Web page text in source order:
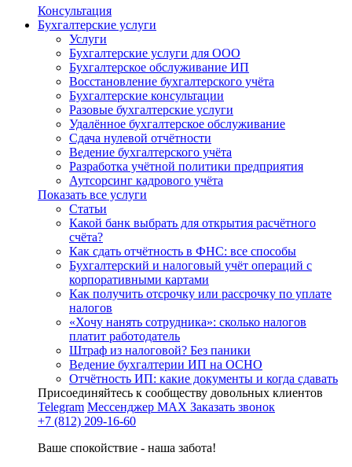
Консультация
Бухгалтерские услуги
Услуги
Бухгалтерские услуги для ООО
Бухгалтерское обслуживание ИП
Восстановление бухгалтерского учёта
Бухгалтерские консультации
Разовые бухгалтерские услуги
Удалённое бухгалтерское обслуживание
Сдача нулевой отчётности
Ведение бухгалтерского учёта
Разработка учётной политики предприятия
Аутсорсинг кадрового учёта
Показать все услуги
Статьи
Какой банк выбрать для открытия расчётного
счёта?
Как сдать отчётность в ФНС: все способы
Бухгалтерский и налоговый учёт операций с
корпоративными картами
Как получить отсрочку или рассрочку по уплате
налогов
«Хочу нанять сотрудника»: сколько налогов
платит работодатель
Штраф из налоговой? Без паники
Ведение бухгалтерии ИП на ОСНО
Отчётность ИП: какие документы и когда сдавать
Присоединяйтесь к сообществу довольных клиентов
Telegram Мессенджер MAX Заказать звонок
+7 (812) 209-16-60
Ваше спокойствие - наша забота!